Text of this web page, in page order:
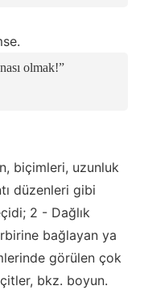
olmak!
biçimleri, uzunluk
düzenleri gibi
2 - Dağlık
bağlayan ya
görülen çok
bkz. boyun.